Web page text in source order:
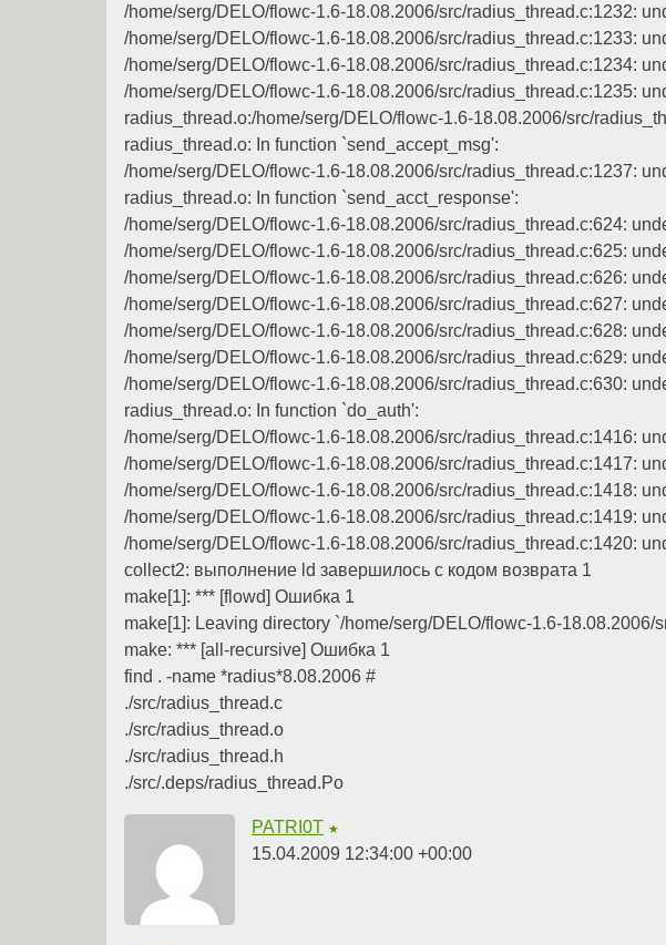
/home/serg/DELO/flowc-1.6-18.08.2006/src/radius_thread.c:1232:
/home/serg/DELO/flowc-1.6-18.08.2006/src/radius_thread.c:1233:
/home/serg/DELO/flowc-1.6-18.08.2006/src/radius_thread.c:1234:
/home/serg/DELO/flowc-1.6-18.08.2006/src/radius_thread.c:1235:
radius_thread.o:/home/serg/DELO/flowc-1.6-18.08.2006/src/
radius_thread.o: In function `send_accept_msg':
/home/serg/DELO/flowc-1.6-18.08.2006/src/radius_thread.c:1237:
radius_thread.o: In function `send_acct_response':
/home/serg/DELO/flowc-1.6-18.08.2006/src/radius_thread.c:624:
/home/serg/DELO/flowc-1.6-18.08.2006/src/radius_thread.c:625:
/home/serg/DELO/flowc-1.6-18.08.2006/src/radius_thread.c:626:
/home/serg/DELO/flowc-1.6-18.08.2006/src/radius_thread.c:627:
/home/serg/DELO/flowc-1.6-18.08.2006/src/radius_thread.c:628:
/home/serg/DELO/flowc-1.6-18.08.2006/src/radius_thread.c:629:
/home/serg/DELO/flowc-1.6-18.08.2006/src/radius_thread.c:630:
radius_thread.o: In function `do_auth':
/home/serg/DELO/flowc-1.6-18.08.2006/src/radius_thread.c:1416:
/home/serg/DELO/flowc-1.6-18.08.2006/src/radius_thread.c:1417:
/home/serg/DELO/flowc-1.6-18.08.2006/src/radius_thread.c:1418:
/home/serg/DELO/flowc-1.6-18.08.2006/src/radius_thread.c:1419:
/home/serg/DELO/flowc-1.6-18.08.2006/src/radius_thread.c:1420:
collect2: выполнение ld завершилось с кодом возврата 1
make[1]: *** [flowd] Ошибка 1
make[1]: Leaving directory `/home/serg/DELO/flowc-1.6-18.08.2006/
make: *** [all-recursive] Ошибка 1
find . -name *radius*8.08.2006 #
./src/radius_thread.c
./src/radius_thread.o
./src/radius_thread.h
./src/.deps/radius_thread.Po
PATRI0T ★
15.04.2009 12:34:00 +00:00